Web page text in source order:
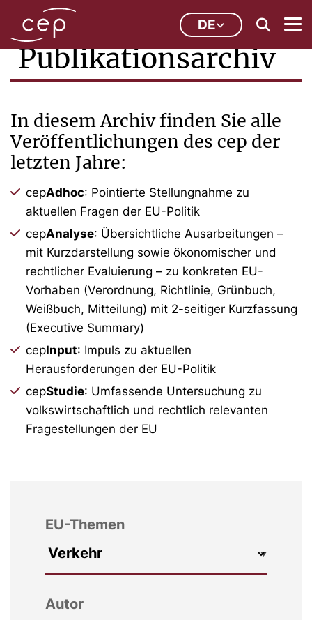
DE
Publikationsarchiv
In diesem Archiv finden Sie alle
Veröffentlichungen des cep der
letzten Jahre:
cepAdhoc: Pointierte Stellungnahme zu
aktuellen Fragen der EU-Politik
cepAnalyse: Übersichtliche Ausarbeitungen –
mit Kurzdarstellung sowie ökonomischer und
rechtlicher Evaluierung – zu konkreten EU-
Vorhaben (Verordnung, Richtlinie, Grünbuch,
Weißbuch, Mitteilung) mit 2-seitiger Kurzfassung
(Executive Summary)
cepInput: Impuls zu aktuellen
Herausforderungen der EU-Politik
cepStudie: Umfassende Untersuchung zu
volkswirtschaftlich und rechtlich relevanten
Fragestellungen der EU
EU-Themen
Autor